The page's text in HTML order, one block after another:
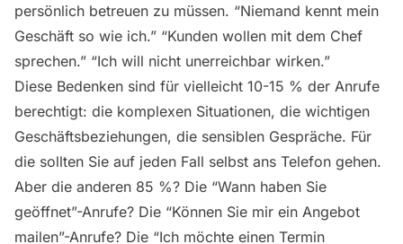
persönlich betreuen zu müssen. “Niemand kennt mein
Geschäft so wie ich.” “Kunden wollen mit dem Chef
sprechen.” “Ich will nicht unerreichbar wirken.”
Diese Bedenken sind für vielleicht 10-15 % der Anrufe
berechtigt: die komplexen Situationen, die wichtigen
Geschäftsbeziehungen, die sensiblen Gespräche. Für
die sollten Sie auf jeden Fall selbst ans Telefon gehen.
Aber die anderen 85 %? Die “Wann haben Sie
geöffnet”-Anrufe? Die “Können Sie mir ein Angebot
mailen”-Anrufe? Die “Ich möchte einen Termin